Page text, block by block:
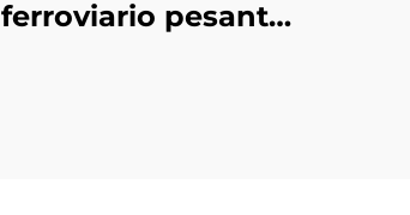
ferroviario pesante